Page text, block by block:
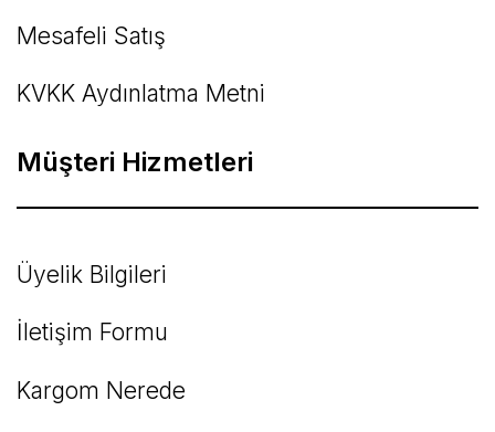
Mesafeli Satış
KVKK Aydınlatma Metni
Müşteri Hizmetleri
Üyelik Bilgileri
İletişim Formu
Kargom Nerede